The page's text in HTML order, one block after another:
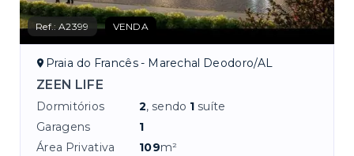
Ref.:A2399 VENDA
Praia do Francês - Marechal Deodoro/AL
ZEEN LIFE
Dormitórios 2, sendo 1 suíte
Garagens
1
Área Privativa
109m²